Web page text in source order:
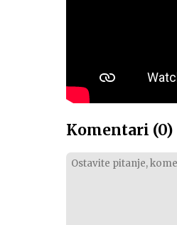
Komentari (0)